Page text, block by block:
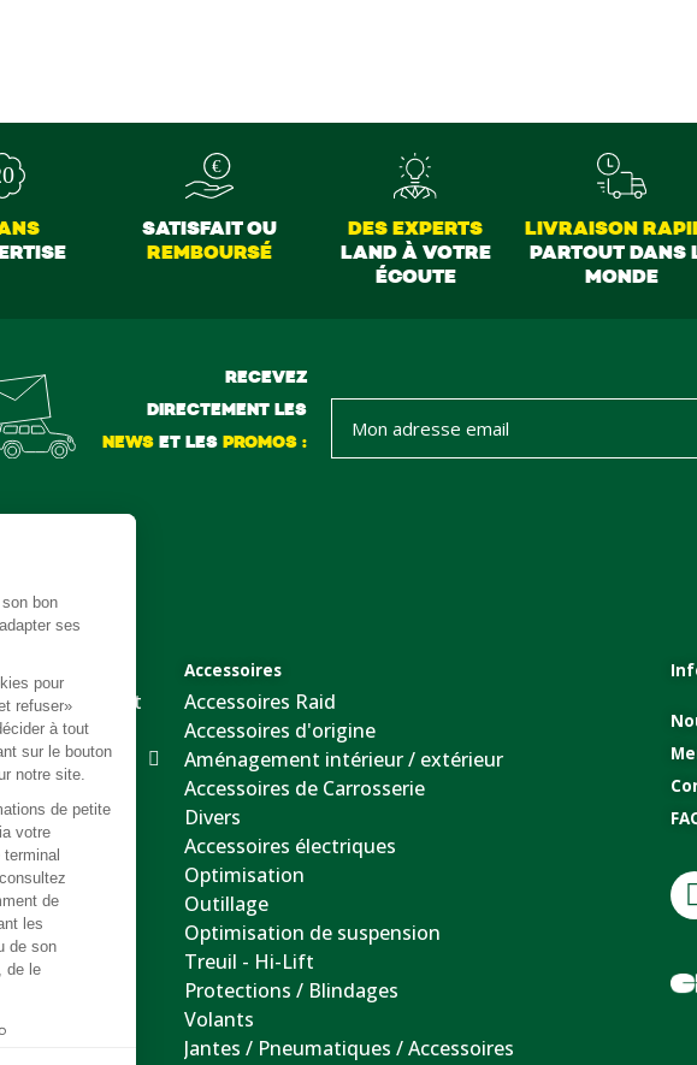
SATISFAIT OU
REMBOURSÉ
DES EXPERTS
LAND À VOTRE
ÉCOUTE
LIVRAISON
PARTOUT DANS
MONDE
RECEVEZ
DIRECTEMENT LES
NEWSET LES PROMOS :
de transfert
Accessoires
Accessoires Raid
Accessoires d'origine
Aménagement intérieur / extérieur
Accessoires de Carrosserie
Divers
Accessoires électriques
Optimisation
Outillage
Optimisation de suspension
Treuil - Hi-Lift
Protections / Blindages
Volants
Jantes / Pneumatiques / Accessoires